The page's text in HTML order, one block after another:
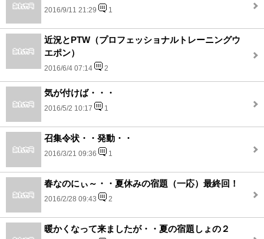
2016/9/11 21:29 1
近況とPTW（プロフェッショナルトレーニングウ
エポン）
2016/6/4 07:14 2
気が付けば・・・
2016/5/2 10:17 1
召集令状・・発動・・
2016/3/21 09:36 1
春なのにぃ～・・夏休みの宿題（一応）最終回！
2016/2/28 09:43 2
暖かくなって来ましたが・・夏の宿題しょの２